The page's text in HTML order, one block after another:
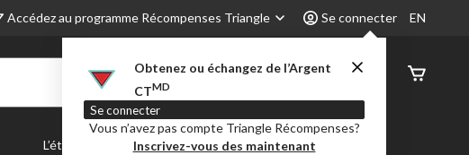
Accédez au programme Récompenses Triangle Se connecter
Obtenez ou échangez de l’Argent
CTMD
Se connecter
Vous n’avez pas compte Triangle Récompenses?
Inscrivez-vous des maintenant
EN
État de
L’été Party City Centre-auto